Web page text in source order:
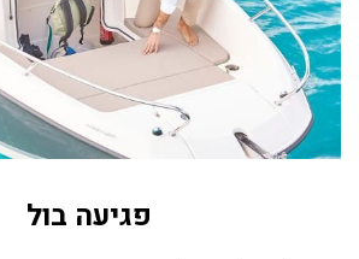
פגיעה בול